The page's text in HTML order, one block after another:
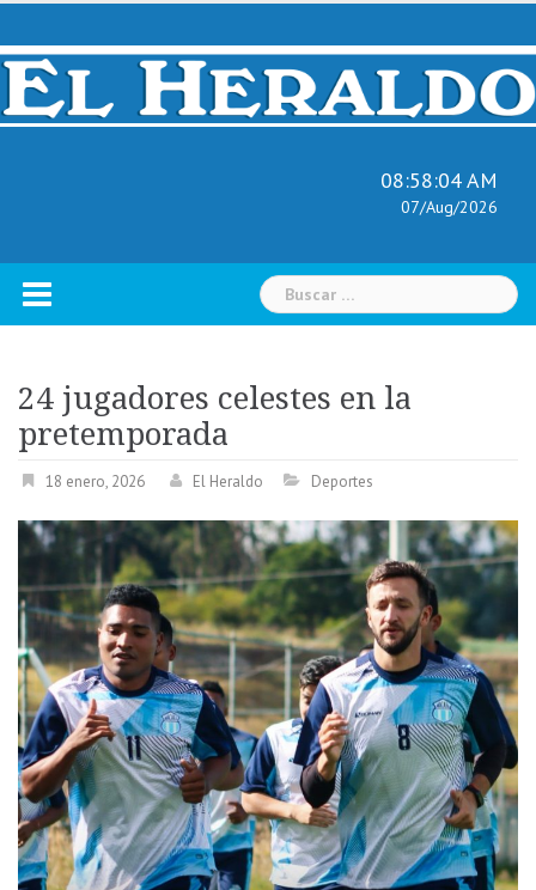
Skip
content
08:58:05 AM
07/Aug/2026
Buscar:
24 jugadores celestes en la
pretemporada
18 enero, 2026 El Heraldo Deportes